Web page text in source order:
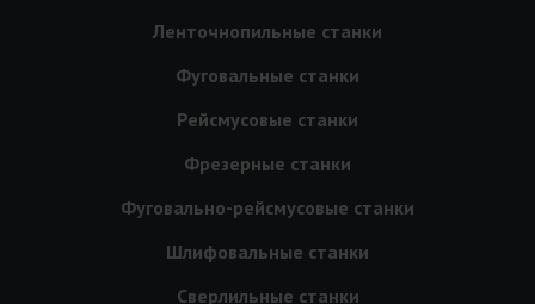
Ленточнопильные станки
Фуговальные станки
Рейсмусовые станки
Фрезерные станки
Фуговально-рейсмусовые станки
Шлифовальные станки
Сверлильные станки